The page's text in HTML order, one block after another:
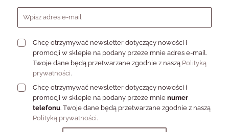
Chcę otrzymywać newsletter dotyczący nowości i
promocji w sklepie na podany przeze mnie adres e-mail.
Twoje dane będą przetwarzane zgodnie z naszą Polityką
prywatności.
Chcę otrzymywać newsletter dotyczący nowości i
promocji w sklepie na podany przeze mnie numer
telefonu. Twoje dane będą przetwarzane zgodnie z naszą
Polityką prywatności.